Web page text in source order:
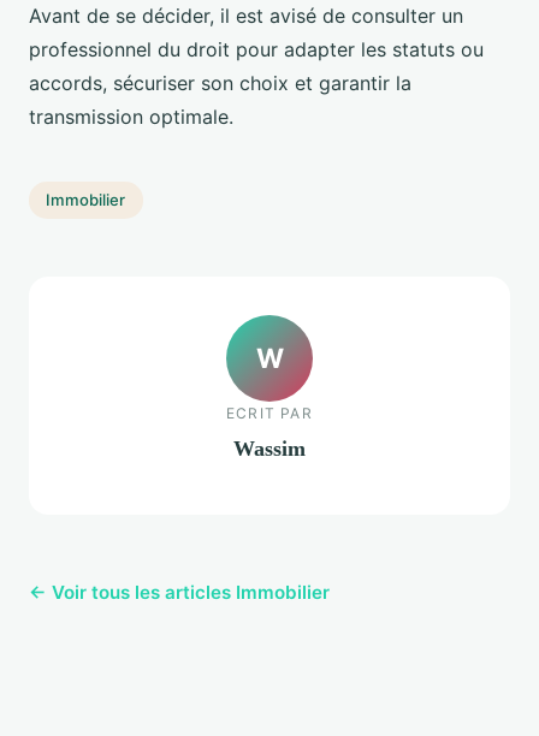
Avant de se décider, il est avisé de consulter un
professionnel du droit pour adapter les statuts ou
accords, sécuriser son choix et garantir la
transmission optimale.
Immobilier
W
ECRIT PAR
Wassim
← Voir tous les articles Immobilier